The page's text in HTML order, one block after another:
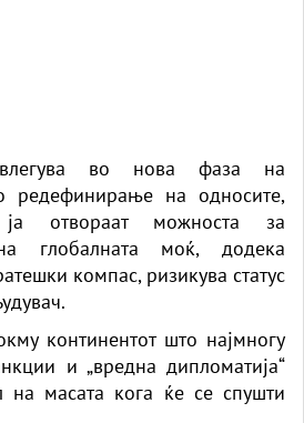
во нова фаза на
редефинирање на односите,
отвораат можноста за
глобалната моќ, додека
компас, ризикува статус
континентот што најмногу
и „вредна дипломатија“
на масата кога ќе се спушти